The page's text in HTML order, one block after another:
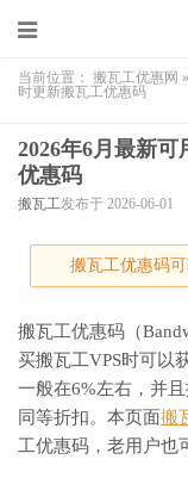
当前位置： 搬瓦工优惠网 »
时更新搬瓦工优惠码
2026年6月最新
优惠码
搬瓦工发布于 2026-06-01
搬瓦工优惠码可
搬瓦工优惠码（
买搬瓦工VPS时可以
一般在6%左右，并
同等折扣。本页面搬
工优惠码，老用户也